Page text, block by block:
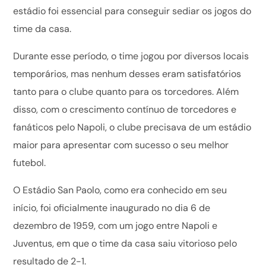
estádio foi essencial para conseguir sediar os jogos do
time da casa.
Durante esse período, o time jogou por diversos locais
temporários, mas nenhum desses eram satisfatórios
tanto para o clube quanto para os torcedores. Além
disso, com o crescimento contínuo de torcedores e
fanáticos pelo Napoli, o clube precisava de um estádio
maior para apresentar com sucesso o seu melhor
futebol.
O Estádio San Paolo, como era conhecido em seu
início, foi oficialmente inaugurado no dia 6 de
dezembro de 1959, com um jogo entre Napoli e
Juventus, em que o time da casa saiu vitorioso pelo
resultado de 2-1.